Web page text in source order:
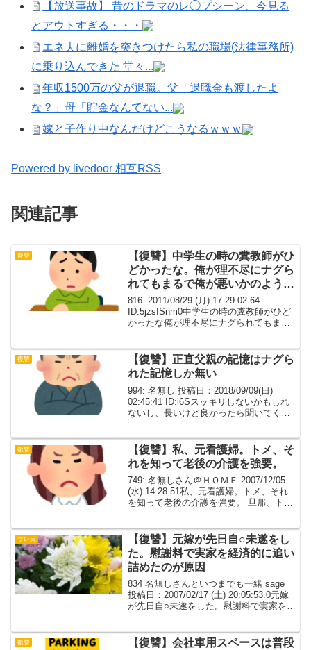
【放送事故】 昔のドラマのレ◯プシーン、今見る
とアウトすぎる・・・
エネ夫に離婚を突きつけたら私の職場(法律事務所)
に乗り込んできた 堂々...
年収1500万の父が退職。父「退職金も渡したよ
な？」母「貯金なんてない...
嫁と子作り中なんだけどこうなるｗｗｗ
Powered by livedoor 相互RSS
関連記事
復讐
【復讐】中学生の時の糞教師がひ
どかったな。俺が理不尽にナグら
れてもまるで俺が悪いかのように
言う
816: 2011/08/29 (月) 17:29:02.64
ID:5jzsISnm0中学生の時の糞教師がひど
かったな俺が理不尽にナグられてもまる
なことを言うアホだっ...
復讐
【復讐】正直父親の記憶はナグら
れた記憶しか無い
994: 名無し 投稿日：2018/09/09(日)
02:45:41 ID:i6Sスッキリしないかもしれ
ないし、長いけど良かったら聞いてく
名を女手一つで育ててくれた...
復讐
【復讐】私、元看護婦。トメ、そ
れを知って老後の介護を強要。
749: 名無しさん＠ＨＯＭＥ 2007/12/05
(水) 14:28:51私、元看護婦。トメ、それ
を知って老後の介護を強要。 旦那、トメ
そしてついでに同居を強要。な...
サレ夫
【復讐】元嫁が先日自○未遂をし
た。慰謝料で実家を経済的に追い
詰めたのが原因
834 名無しさんといつまでも一緒 sage
投稿日：2007/02/17 (土) 20:05:53.0元嫁
が先日自○未遂をした。慰謝料で実家を経
花はゴミ箱に直行したざ...
復讐
【復讐】会社車用スペースは普段